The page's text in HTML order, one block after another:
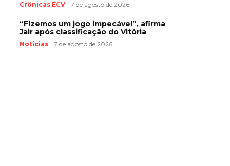
Crônicas ECV 7 de agosto de 2026
“Fizemos um jogo impecável”, afirma
Jair após classificação do Vitória
Notícias 7 de agosto de 2026